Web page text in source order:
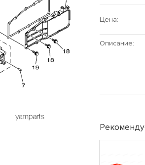
Цена:
Описание: